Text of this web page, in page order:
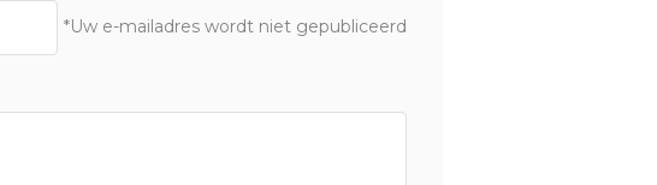
*Uw e-mailadres wordt niet gepubliceerd